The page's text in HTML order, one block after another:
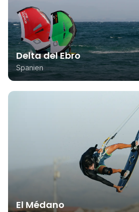
Delta del Ebro
Spanien
El Médano